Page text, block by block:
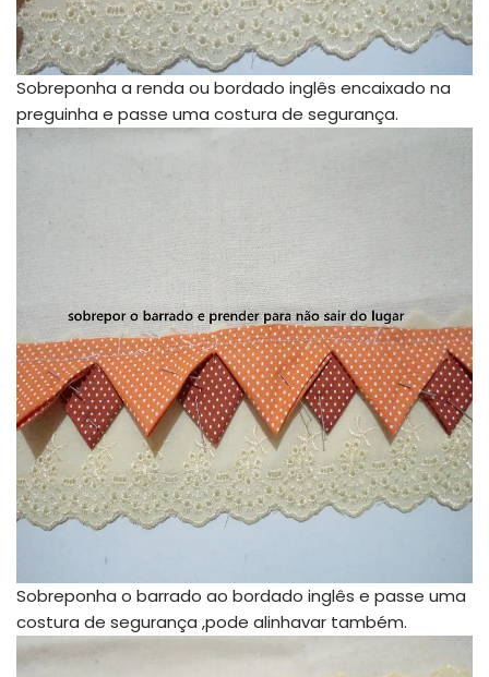
Sobreponha a renda ou bordado inglês encaixado na
preguinha e passe uma costura de segurança.
Sobreponha o barrado ao bordado inglês e passe uma
costura de segurança ,pode alinhavar também.